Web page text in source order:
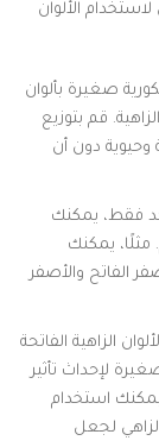
الألوان
صغيرة بألوان
قم بتوزيع
وحيوية دون أن
فقط، يمكنك
مثلًا، يمكنك
الفاتح والأصفر
الزاهية الفاتحة
لإحداث تأثير
استخدام
الزاهي لجعل